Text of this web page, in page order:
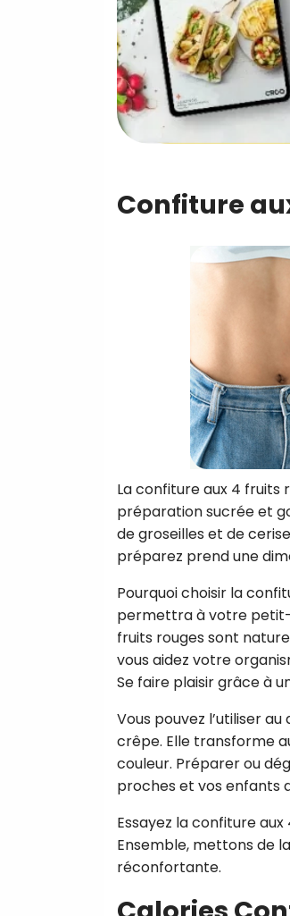
Confiture
La confiture aux 4 fruits
préparation sucrée et
de groseilles et de
préparez prend une
Pourquoi choisir la
permettra à votre petit-
fruits rouges sont
vous aidez votre
Se faire plaisir grâce à
Vous pouvez l’utiliser
crêpe. Elle transforme
couleur. Préparer ou
proches et vos enfants
Essayez la confiture
Ensemble, mettons de
réconfortante.